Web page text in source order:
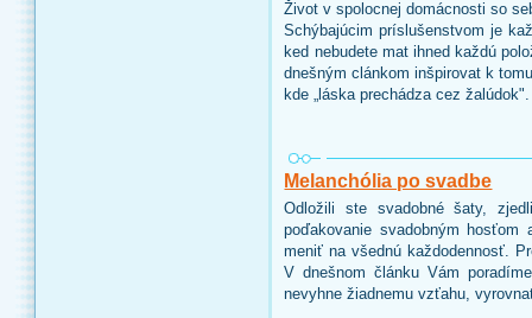
Život v spolocnej domácnosti so
Schýbajúcim príslušenstvom je
ked nebudete mat ihned každú
dnešným clánkom inšpirovat k
kde „láska prechádza cez žalúdok".
Melanchólia po svadbe
Odložili ste svadobné šaty,
poďakovanie svadobným
meniť na všednú každodennosť.
V dnešnom článku Vám
nevyhne žiadnemu vzťahu,